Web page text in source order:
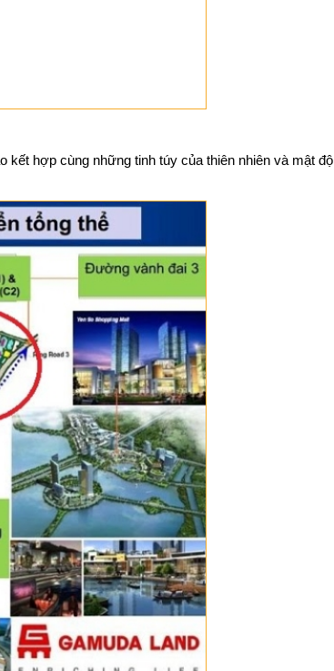
kết hợp cùng những tinh túy của thiên nhiên và mật độ